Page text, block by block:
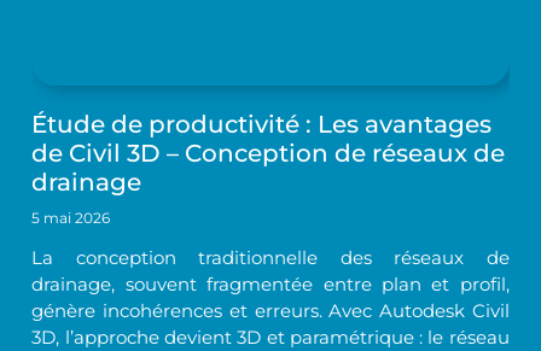
Étude de productivité : Les avantages
de Civil 3D – Conception de réseaux de
drainage
5 mai 2026
La conception traditionnelle des réseaux de
drainage, souvent fragmentée entre plan et profil,
génère incohérences et erreurs. Avec Autodesk Civil
3D, l’approche devient 3D et paramétrique : le réseau